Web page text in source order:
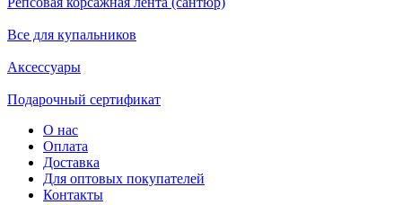
Все для купальников
Аксессуары
Подарочный сертификат
О нас
Оплата
Доставка
Для оптовых покупателей
Контакты